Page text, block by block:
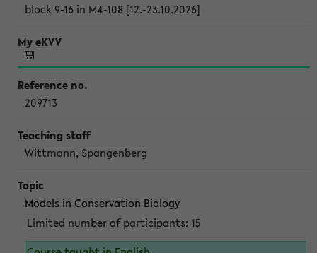
block 9-16 in M4-108 [12.-23.10.2026]
209713
Wittmann, Spangenberg
Models in Conservation Biology
Limited number of participants: 15